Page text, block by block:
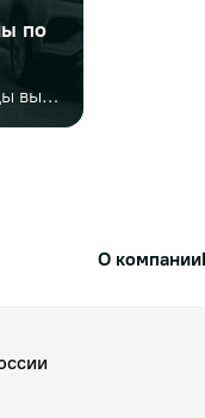
по
Многие автовладельцы выбирают шины только по диаметру или цене. Но этого недостаточно. Важно учитывать заводской размер, сезонность, индексы нагрузки и скорости, тип автомобиля, стиль езды и условия эксплуатации. Неправильный выбор может привести к проблемам на дороге и дополнительным расходам.
О компании